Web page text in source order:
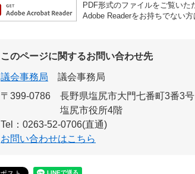
PDF形式のファイルをご覧いた
Adobe Readerをお持ちでない
このページに関するお問い合わせ先
議会事務局
議会事務局
〒399-0786
長野県塩尻市大門七番町3番3号
塩尻市役所4階
Tel：0263-52-0706(直通)
お問い合わせはこちら